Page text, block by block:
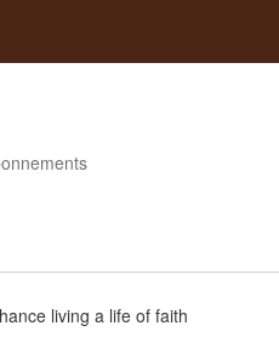
living a life of faith